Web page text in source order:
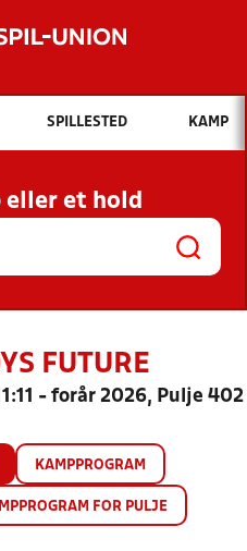
Hvad vil du søge efter?
OG NYHEDER
KLUBBER OG
SPILLESTED KAMP
eller et hold
FUTURE
- forår 2026, Pulje 402
KAMPPROGRAM
FOR PULJE